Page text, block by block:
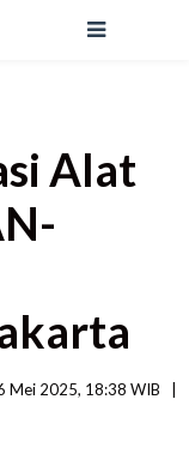
Alat
Mei 2025, 18:38 WIB